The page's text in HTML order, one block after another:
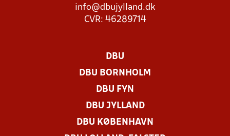
info@dbujylland.dk
CVR: 46289714
DBU
DBU BORNHOLM
DBU FYN
DBU JYLLAND
DBU KØBENHAVN